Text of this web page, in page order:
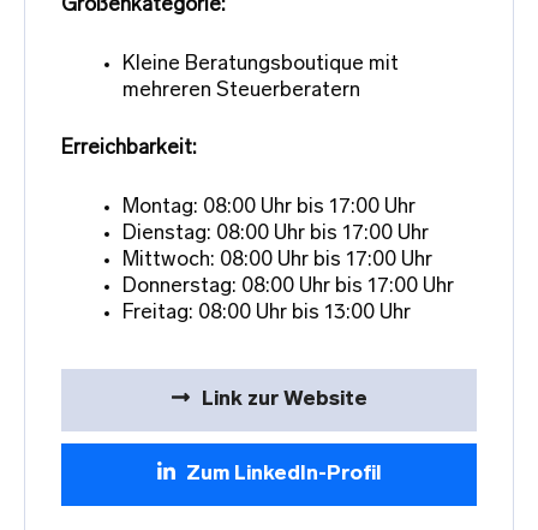
Größenkategorie:
Kleine Beratungsboutique mit
mehreren Steuerberatern
Erreichbarkeit:
Montag: 08:00 Uhr bis 17:00 Uhr
Dienstag: 08:00 Uhr bis 17:00 Uhr
Mittwoch: 08:00 Uhr bis 17:00 Uhr
Donnerstag: 08:00 Uhr bis 17:00 Uhr
Freitag: 08:00 Uhr bis 13:00 Uhr
Link zur Website
Zum LinkedIn-Profil